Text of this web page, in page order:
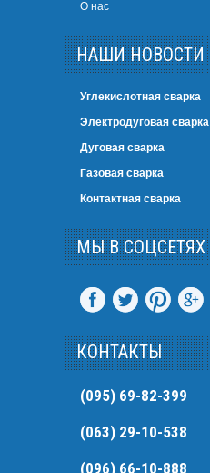
О нас
НАШИ НОВОСТИ
Углекислотная сварка
Электродуговая сварка
Дуговая сварка
Газовая сварка
Контактная сварка
МЫ В СОЦСЕТЯХ
КОНТАКТЫ
(095) 69-82-399
(063) 29-10-538
(096) 66-10-888